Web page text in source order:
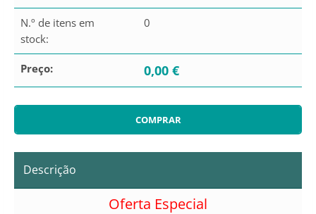
N.º de itens em
stock:
0
Preço: 0,00 €
Descrição
Oferta Especial